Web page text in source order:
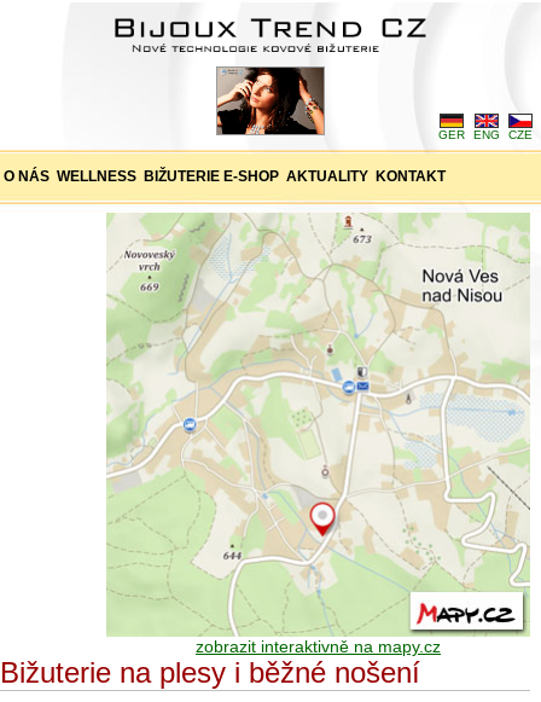
CZE
ENG
GER
O NÁS WELLNESS BIŽUTERIE E-SHOP AKTUALITY KONTAKT
zobrazit interaktivně na mapy.cz
Bižuterie na plesy i běžné nošení